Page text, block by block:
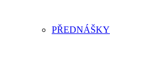
PŘEDNÁŠKY